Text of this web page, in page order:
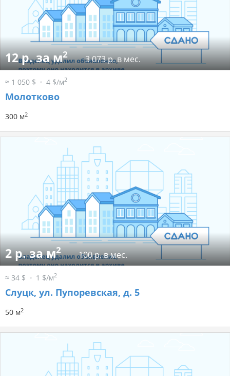
12 р. за м2 3 073 р. в мес.
≈ 1 050 $ 4 $/м2
Молотково
300 м2
2 р. за м2 100 р. в мес.
≈ 34 $ 1 $/м2
Слуцк, ул. Пупоревская, д. 5
50 м2